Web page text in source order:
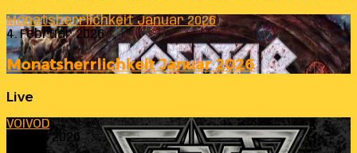
Monatsherrlichkeit Januar 2026
4. Februar 2026
Monatsherrlichkeit Januar 2026
Live
VOIVOD
23. Juli 2026